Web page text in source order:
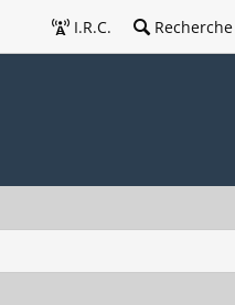
I.R.C. Recherche